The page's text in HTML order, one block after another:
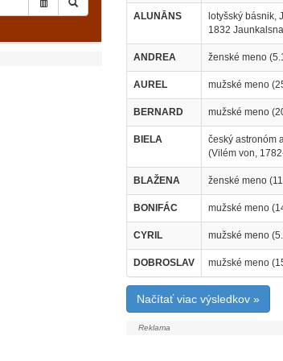
ALUNĀNS
lotyšský básnik,
1832
ANDREA ženské meno
AUREL mužské meno
BERNARD mužské meno
BIELA
český astronóm
(Vilém von,
BLAŽENA ženské meno
BONIFÁC mužské meno
CYRIL mužské meno
DOBROSLAV mužské meno
Načítať viac výsledkov »